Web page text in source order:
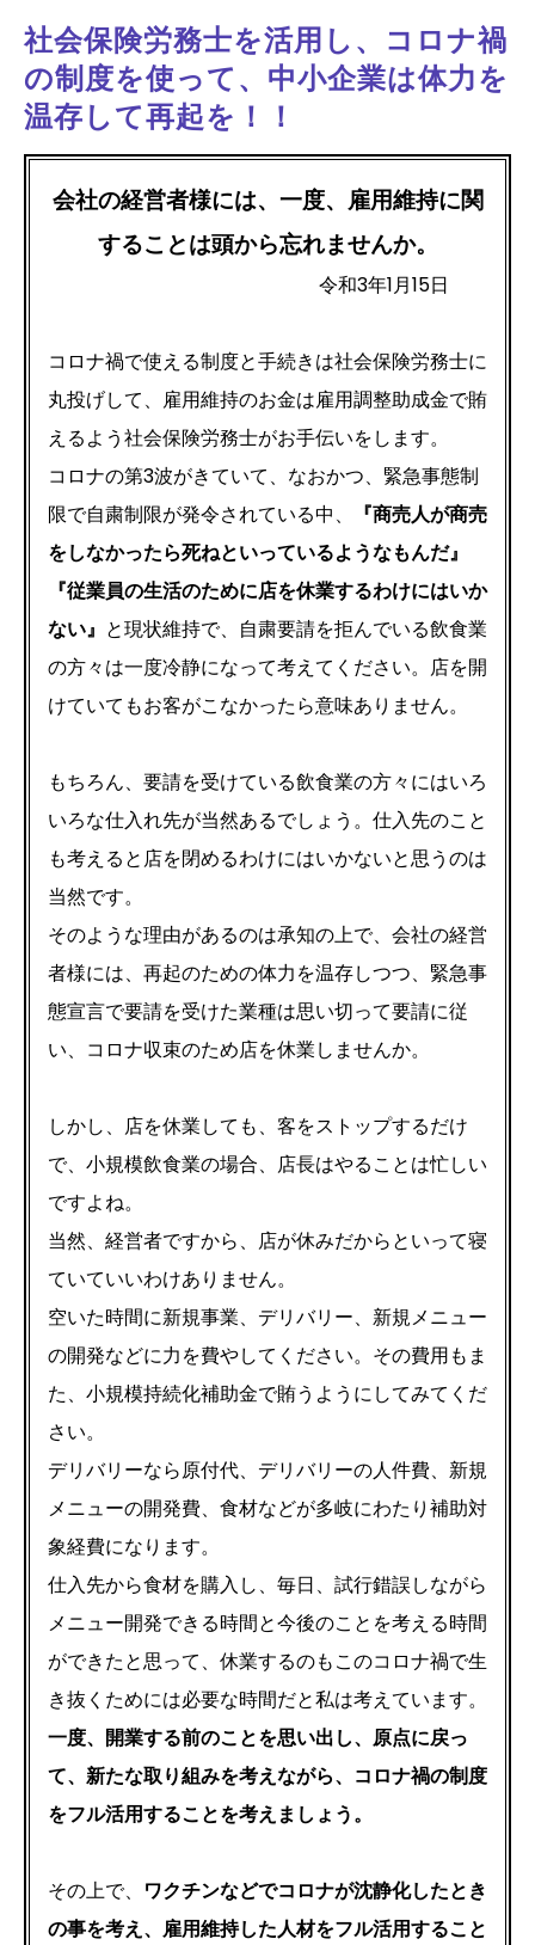
社会保険労務士を活用し、コロナ禍
の制度を使って、中小企業は体力を
温存して再起を！！
会社の経営者様には、一度、雇用維持に関
することは頭から忘れませんか。
令和3年1月15日
​ コロナ禍で使える制度と手続きは社会保険労務士に
丸投げして、雇用維持のお金は雇用調整助成金で賄
えるよう社会保険労務士がお手伝いをします。
コロナの第3波がきていて、なおかつ、緊急事態制
限で自粛制限が発令されている中、
『商売人が商売
をしなかったら死ねといっているようなもんだ』
『従業員の生活のために店を休業するわけにはいか
ない』 と現状維持で、自粛要請を拒んでいる飲食業
の方々は一度冷静になって考えてください。店を開
けていてもお客がこなかったら意味ありません。
もちろん、要請を受けている飲食業の方々にはいろ
いろな仕入れ先が当然あるでしょう。仕入先のこと
も考えると店を閉めるわけにはいかないと思うのは
当然です。
そのような理由があるのは承知の上で、会社の経営
者様には、再起のための体力を温存しつつ、緊急事
態宣言で要請を受けた業種は思い切って要請に従
い、コロナ収束のため店を休業しませんか。
しかし、店を休業しても、客をストップするだけ
で、小規模飲食業の場合、店長はやることは忙しい
ですよね。
当然、経営者ですから、店が休みだからといって寝
ていていいわけありません。
空いた時間に新規事業、デリバリー、新規メニュー
の開発などに力を費やしてください。その費用もま
た、小規模持続化補助金で賄うようにしてみてくだ
さい。
デリバリーなら原付代、デリバリーの人件費、新規
メニューの開発費、食材などが多岐にわたり補助対
象経費になります。
仕入先から食材を購入し、毎日、試行錯誤しながら
メニュー開発できる時間と今後のことを考える時間
ができたと思って、休業するのもこのコロナ禍で生
き抜くためには必要な時間だと私は考えています。
一度、開業する前のことを思い出し、原点に戻っ
て、新たな取り組みを考えながら、コロナ禍の制度
をフル活用することを考えましょう。
その上で、 ワクチンなどでコロナが沈静化したとき
の事を考え、雇用維持した人材をフル活用すること